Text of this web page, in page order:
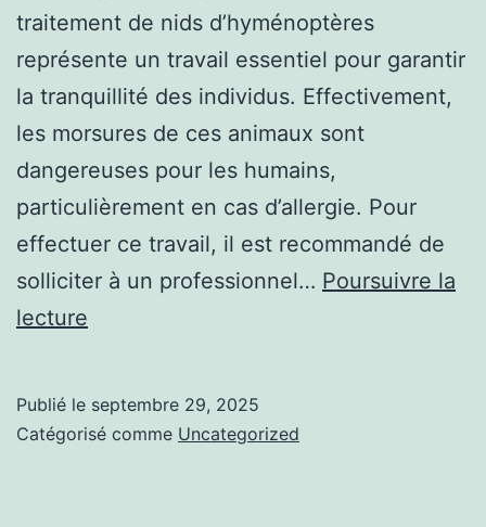
traitement de nids d’hyménoptères
représente un travail essentiel pour garantir
la tranquillité des individus. Effectivement,
les morsures de ces animaux sont
dangereuses pour les humains,
particulièrement en cas d’allergie. Pour
effectuer ce travail, il est recommandé de
solliciter à un professionnel… Poursuivre la
lecture
Publié le septembre 29, 2025
Catégorisé comme Uncategorized